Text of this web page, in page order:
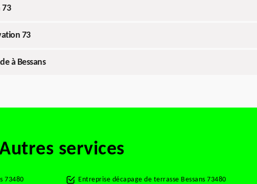
73
73
à Bessans
services
73480 Entreprise décapage de terrasse Bessans 73480